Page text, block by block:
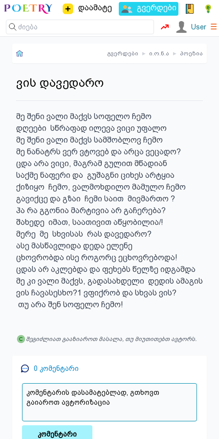
დაამატე გვერდები
User ☰
გვერდები ▸ ი.ო.ნ.ა ▸ პოეზია
ვის დავედარო
მე შენი ვალი მაქვს სოფელო ჩემო
დღეები  სწრაფად ილევა ვიცი უფალო
მე შენი ვალი მაქვს სამშობლოვ ჩემო
მე ნანატრს ვერ ვტოვებ და არცა ვეცადო?
ცდა არა ვიცი, მაგრამ გულით მწადიან
საქმე ნაფერი და  გუშაგნი ციხეს არტყია
ქიზიყო  ჩემო, ვალმოხდილო მამულო ჩემო
გავიქცე და გზაი  ჩემი საით  მივმართო ?
ჰა რა გგონია მარტივია არ გაჩერება?
შახედე  იმათ, საათივით აწყობილია/!
მერე  მე  სხვისას  რას დავედარო?
ასე მასწავლიდა დედა ელენე
ცხოვრობდა ისე როგორც ეცხოვრებოდა!
ცდას არ აკლებდა და ფეხებს წელზე იდგამდა
მე კი ვალი მაქვს, გადასახდელი  დედის ამაგის
ვის ჩავასესხო?1 ვფიქრობ და სხვას ვის?
თუ არა შენ სოფელო ჩემო!
შეგიძლიათ გააზიაროთ მასალა, თუ მიუთითებთ ავტორს.
0 კომენტარი
კომენტარი